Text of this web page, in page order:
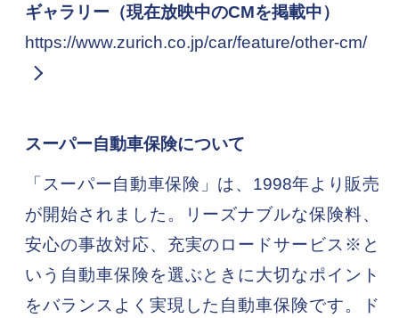
ギャラリー（現在放映中のCMを掲載中）
https://www.zurich.co.jp/car/feature/other-cm/
スーパー自動車保険について
「スーパー自動車保険」は、1998年より販売
が開始されました。リーズナブルな保険料、
安心の事故対応、充実のロードサービス※と
いう自動車保険を選ぶときに大切なポイント
をバランスよく実現した自動車保険です。ド